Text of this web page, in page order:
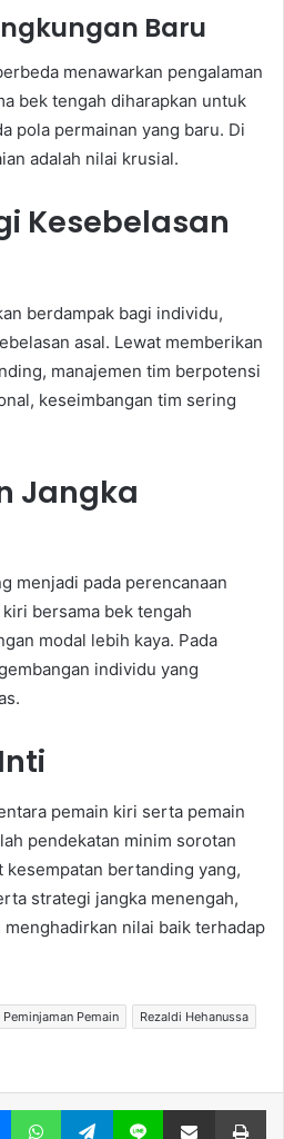
Baru
menawarkan pengalaman
bek tengah diharapkan untuk
pola permainan yang baru. Di
adalah nilai krusial.
Kesebelasan
berdampak bagi individu,
asal. Lewat memberikan
manajemen tim berpotensi
keseimbangan tim sering
Jangka
menjadi pada perencanaan
bersama bek tengah
modal lebih kaya. Pada
individu yang
pemain kiri serta pemain
pendekatan minim sorotan
kesempatan bertanding yang,
strategi jangka menengah,
nilai baik terhadap
Peminjaman Pemain
Rezaldi Hehanussa
Messenger WhatsApp Telegram Line Share via Email